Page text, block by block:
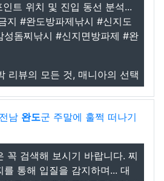
인트 위치 및 진입 동선 분석...
지 #완도방파제낚시 #신지도
성돔찌낚시 #신지면방파제 #완
리뷰의 모든 것, 매니아의 선택
남 완도군 주말에 훌쩍 떠나기
꼭 검색해 보시기 바랍니다. 찌
를 통해 입질을 감지하며... 대